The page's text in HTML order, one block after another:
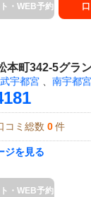
・WEB予約
本町342-5グラ
宇都宮 南宇都宮
コミ総数 0 件
ジを見る
・WEB予約